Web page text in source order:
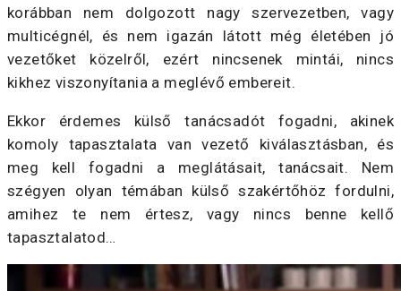
korábban nem dolgozott nagy szervezetben, vagy
multicégnél, és nem igazán látott még életében jó
vezetőket közelről, ezért nincsenek mintái, nincs
kikhez viszonyítania a meglévő embereit.
Ekkor érdemes külső tanácsadót fogadni, akinek
komoly tapasztalata van vezető kiválasztásban, és
meg kell fogadni a meglátásait, tanácsait. Nem
szégyen olyan témában külső szakértőhöz fordulni,
amihez te nem értesz, vagy nincs benne kellő
tapasztalatod…